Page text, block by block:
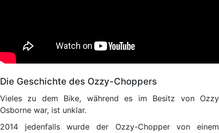
Die Geschichte des Ozzy-Choppers
Vieles zu dem Bike, während es im Besitz von Ozzy
Osborne war, ist unklar.
2014 jedenfalls wurde der Ozzy-Chopper von einem